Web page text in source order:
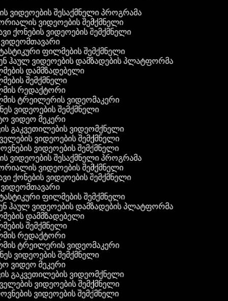
ვიდეოების შესაქმნელი პროგრამა
ვიდეოების შემქმნელი
ქონების ვიდეოების შემქმნელი
ფილმების შემქმნელი
ჰაულ ვიდეოების დამზადების პლატფორმა
დამმზადებელი
შემქმნელი
რედაქტორი
ტრეილერის ვიდეომაკერი
ვიდეოების შემქმნელი
ვიდეო მეკერი
გაკვეთილების ვიდეომქნელი
ვიდეოების შემქმნელი
ვიდეოების შემქმნელი
ვიდეოების შესაქმნელი პროგრამა
ვიდეოების შემქმნელი
ქონების ვიდეოების შემქმნელი
ფილმების შემქმნელი
ჰაულ ვიდეოების დამზადების პლატფორმა
დამმზადებელი
შემქმნელი
რედაქტორი
ტრეილერის ვიდეომაკერი
ვიდეოების შემქმნელი
ვიდეო მეკერი
გაკვეთილების ვიდეომქნელი
ვიდეოების შემქმნელი
ვიდეოების შემქმნელი